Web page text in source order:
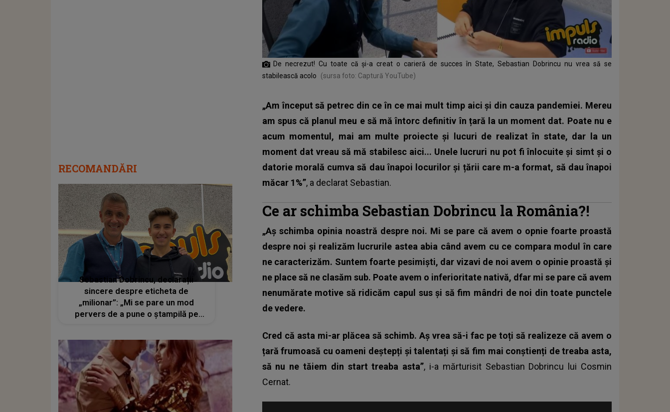
De necrezut! Cu toate că și-a creat o carieră de succes în State, Sebastian Dobrincu nu vrea să se
stabilească acolo
(sursa foto: Captură YouTube)
„Am început să petrec din ce în ce mai mult timp aici și din cauza pandemiei. Mereu
am spus că planul meu e să mă întorc definitiv în țară la un moment dat. Poate nu e
acum momentul, mai am multe proiecte și lucuri de realizat în state, dar la un
moment dat vreau să mă stabilesc aici... Unele lucruri nu pot fi înlocuite și simt și o
datorie morală cumva să dau înapoi locurilor și țării care m-a format, să dau înapoi
măcar 1%”, a declarat Sebastian.
Ce ar schimba Sebastian Dobrincu la România?!
„Aș schimba opinia noastră despre noi. Mi se pare că avem o opnie foarte proastă
despre noi și realizăm lucrurile astea abia când avem cu ce compara modul în care
ne caracterizăm. Suntem foarte pesimiști, dar vizavi de noi avem o opinie proastă și
ne place să ne clasăm sub. Poate avem o inferioritate nativă, dfar mi se pare că avem
nenumărate motive să ridicăm capul sus și să fim mândri de noi din toate punctele
de vedere.
Cred că asta mi-ar plăcea să schimb. Aș vrea să-i fac pe toți să realizeze că avem o
țară frumoasă cu oameni deștepți și talentați și să fim mai conștienți de treaba asta,
să nu ne tăiem din start treaba asta”, i-a mărturisit Sebastian Dobrincu lui Cosmin
Cernat.
RECOMANDĂRI
Sebastian Dobrincu, declarații
sincere despre eticheta de
„milionar”: „Mi se pare un mod
pervers de a pune o ștampilă pe